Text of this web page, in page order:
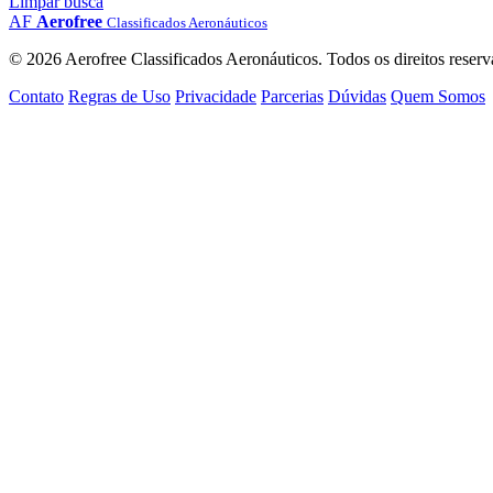
AF Aerofree Classificados Aeronáuticos
© 2026 Aerofree Classificados Aeronáuticos. Todos os direitos
Contato Regras de Uso Privacidade Parcerias Dúvidas Quem Somos